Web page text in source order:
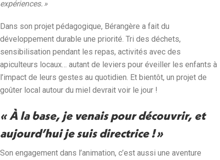
expériences. »
Dans son projet pédagogique, Bérangère a fait du
développement durable une priorité. Tri des déchets,
sensibilisation pendant les repas, activités avec des
apiculteurs locaux… autant de leviers pour éveiller les enfants à
l’impact de leurs gestes au quotidien. Et bientôt, un projet de
goûter local autour du miel devrait voir le jour !
« À la base, je venais pour découvrir, et
aujourd’hui je suis directrice ! »
Son engagement dans l’animation, c’est aussi une aventure